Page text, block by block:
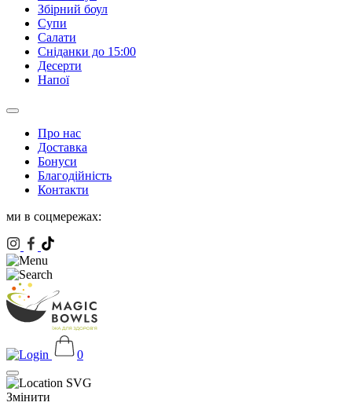
Збірний боул
Супи
Салати
Сніданки до 15:00
Десерти
Напої
Про нас
Доставка
Бонуси
Благодійність
Контакти
ми в соцмережах:
0
Змінити